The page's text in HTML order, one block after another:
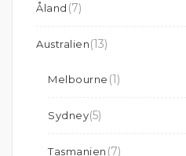
Åland (7)
Australien(13)
Melbourne (1)
Sydney(5)
Tasmanien (7)